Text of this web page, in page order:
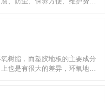
树脂，而塑胶地板的主要成分
也是有很大的差异，环氧地坪